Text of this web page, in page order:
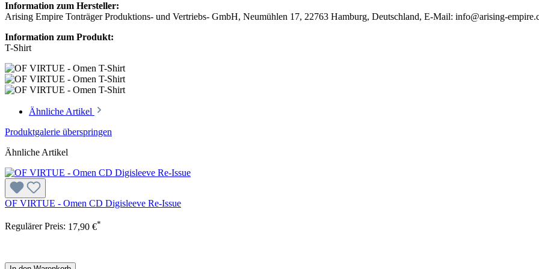
Information zum Hersteller:
Arising Empire Tonträger Produktions- und Vertriebs- GmbH, Neumühlen 17, 22763 Hamburg, Deutschland, E-Mail: info@arising-
Information zum Produkt:
T-Shirt
Ähnliche Artikel
Produktgalerie überspringen
Ähnliche Artikel
OF VIRTUE - Omen CD Digisleeve Re-Issue
Regulärer Preis: 17,90 €*